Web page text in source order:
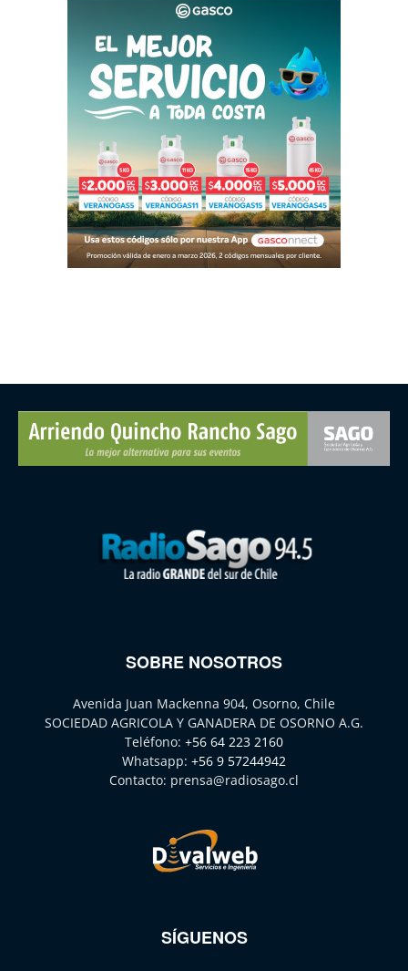
SOBRE NOSOTROS
Avenida Juan Mackenna 904, Osorno, Chile
SOCIEDAD AGRICOLA Y GANADERA DE OSORNO A.G.
Teléfono: +56 64 223 2160
Whatsapp: +56 9 57244942
Contacto: prensa@radiosago.cl
SÍGUENOS